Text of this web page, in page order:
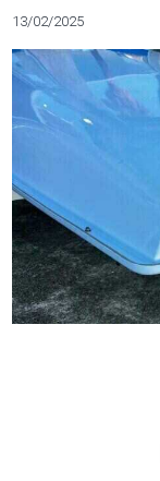
Categorías
13/02/2025